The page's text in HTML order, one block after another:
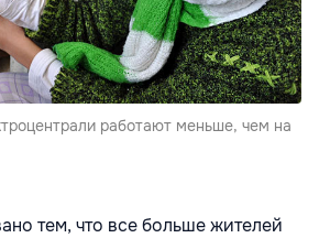
работают меньше, чем на
тем, что все больше жителей